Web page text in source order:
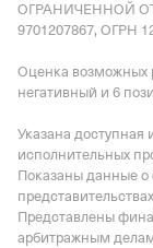
ОГРАНИЧЕННОЙ
9701207867, ОГРН
Оценка возможных
негативный и 6
Указана
исполнительных
Показаны данные о
Представлены
арбитражным